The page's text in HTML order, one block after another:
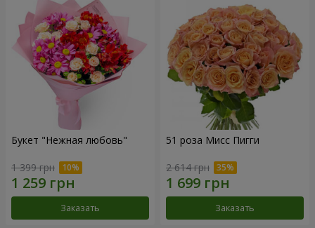
Букет "Нежная любовь"
1 399 грн
Заказать
51 роза Мисс Пигги
2 614 грн
Заказать